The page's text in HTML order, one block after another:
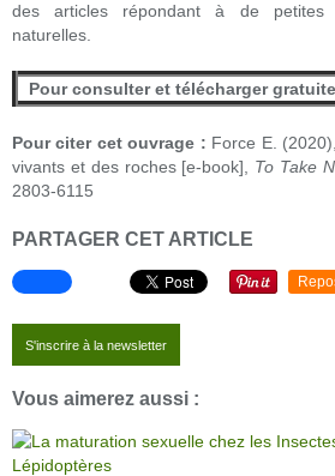
des articles répondant à de petites
naturelles.
Pour consulter et télécharger
Pour citer cet ouvrage : Force E. (2020),
vivants et des roches [e-book], To Take
2803-6115
PARTAGER CET ARTICLE
S'inscrire à la newsletter
Vous aimerez aussi :